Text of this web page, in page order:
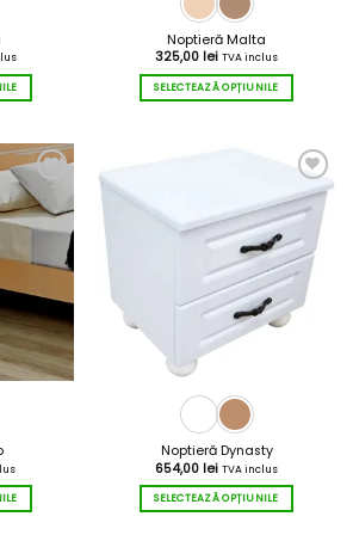
Noptieră Malta
325,00 lei TVA inclus
SELECTEAZĂ OPȚIUNILE
variații.
Opțiunile
fi
alese
în
pagina
produsului.
Noptieră Dynasty
654,00 lei TVA inclus
SELECTEAZĂ OPȚIUNILE